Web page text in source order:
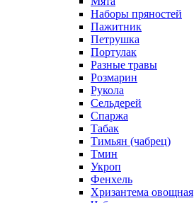
Наборы пряностей
Пажитник
Петрушка
Портулак
Разные травы
Розмарин
Рукола
Сельдерей
Спаржа
Табак
Тимьян (чабрец)
Тмин
Укроп
Фенхель
Хризантема овощная